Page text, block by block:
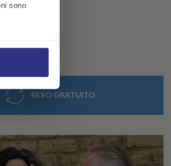
sono
RESO GRATUITO